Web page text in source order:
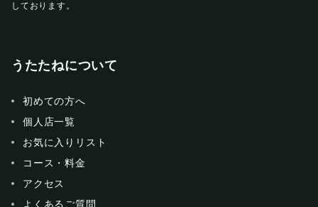
しております。
うたたねについて
初めての方へ
個人店一覧
お気に入りリスト
コース・料金
アクセス
よくあるご質問